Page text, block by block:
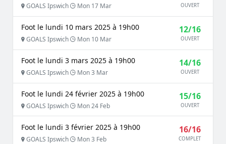
GOALS Ipswich Mon 17 Mar OUVERT
Foot le lundi 10 mars 2025 à 19h00
GOALS Ipswich Mon 10 Mar
12/16
OUVERT
Foot le lundi 3 mars 2025 à 19h00
GOALS Ipswich Mon 3 Mar
14/16
OUVERT
Foot le lundi 24 février 2025 à 19h00
GOALS Ipswich Mon 24 Feb
15/16
OUVERT
Foot le lundi 3 février 2025 à 19h00
GOALS Ipswich Mon 3 Feb
16/16
COMPLET